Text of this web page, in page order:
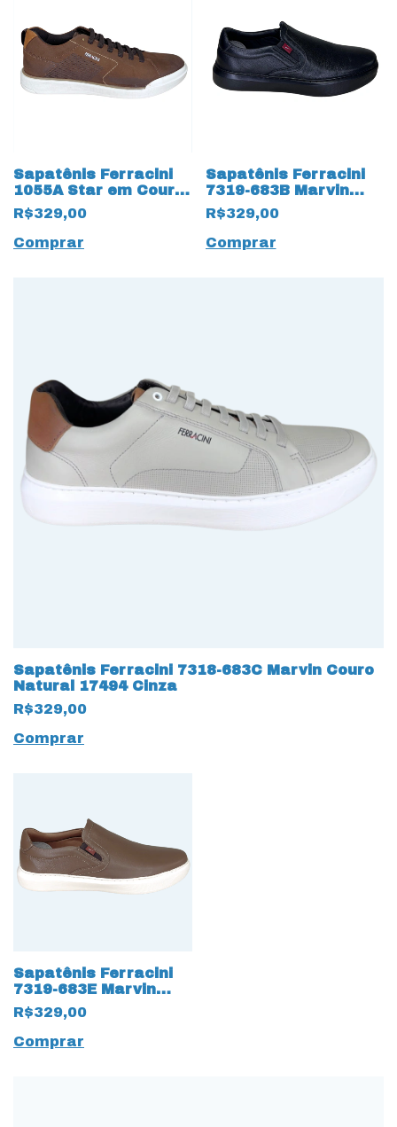
Sapatênis Ferracini
1055A Star em Couro
Nobuck 17595
Chocolate
R$329,00
Comprar
Sapatênis Ferracini
7319-683B Marvin
Easy 17523 Preto
R$329,00
Comprar
Sapatênis Ferracini 7318-683C Marvin Couro
Natural 17494 Cinza
R$329,00
Comprar
Sapatênis Ferracini
7319-683E Marvin
Couro Natural 17491
Marrom
R$329,00
Comprar